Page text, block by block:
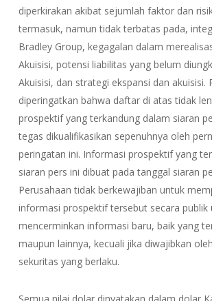
diperkirakan akibat sejumlah faktor dan
termasuk, namun tidak terbatas pada,
Bradley Group, kegagalan dalam
Akuisisi, potensi liabilitas yang belum
Akuisisi, dan strategi ekspansi dan akuisisi.
diperingatkan bahwa daftar di atas tidak
prospektif yang terkandung dalam siaran
tegas dikualifikasikan sepenuhnya oleh
peringatan ini. Informasi prospektif yang
siaran pers ini dibuat pada tanggal siaran
Perusahaan tidak berkewajiban untuk
informasi prospektif tersebut secara publik
mencerminkan informasi baru, baik yang
maupun lainnya, kecuali jika diwajibkan
sekuritas yang berlaku.